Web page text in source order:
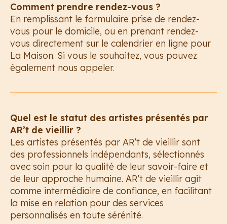
Comment prendre rendez-vous ?
En remplissant le formulaire prise de rendez-
vous pour le domicile, ou en prenant rendez-
vous directement sur le calendrier en ligne pour
La Maison. Si vous le souhaitez, vous pouvez
également nous appeler.
Quel est le statut des artistes présentés par
AR’t de vieillir ?
Les artistes présentés par AR’t de vieillir sont
des professionnels indépendants, sélectionnés
avec soin pour la qualité de leur savoir-faire et
de leur approche humaine. AR’t de vieillir agit
comme intermédiaire de confiance, en facilitant
la mise en relation pour des services
personnalisés en toute sérénité.